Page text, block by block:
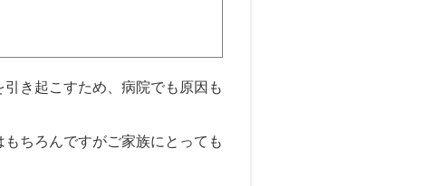
き起こすため、病院でも原因も
ちろんですがご家族にとっても